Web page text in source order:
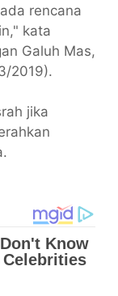
rencana
kata
Galuh Mas,
2019).
jika